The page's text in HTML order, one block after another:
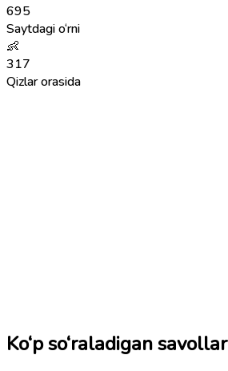
695
Saytdagi o‘rni
👶
317
Qizlar orasida
Ko‘p so‘raladigan savollar